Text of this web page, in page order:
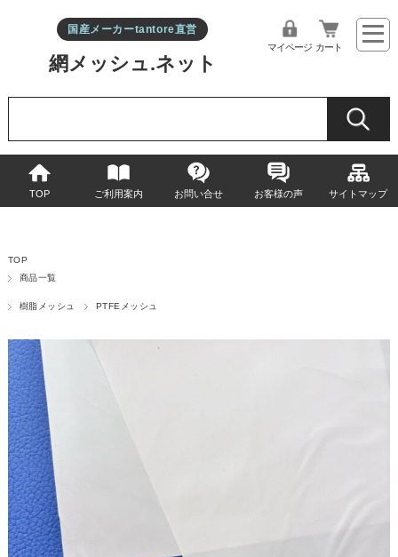
網メッシュ.ネット
国産メーカーtantore直営
マイページ カート
TOP ご利用案内 お問い合せ お客様の声 サイトマップ
TOP
商品一覧
樹脂メッシュ PTFEメッシュ